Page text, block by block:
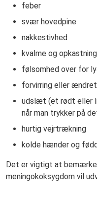
feber
svær hovedpine
nakkestivhed
kvalme og opkastning
følsomhed over for
forvirring eller
udslæt (et rødt eller
når man trykker på
hurtig vejrtrækning
kolde hænder og
Det er vigtigt at
meningokoksygdom vil